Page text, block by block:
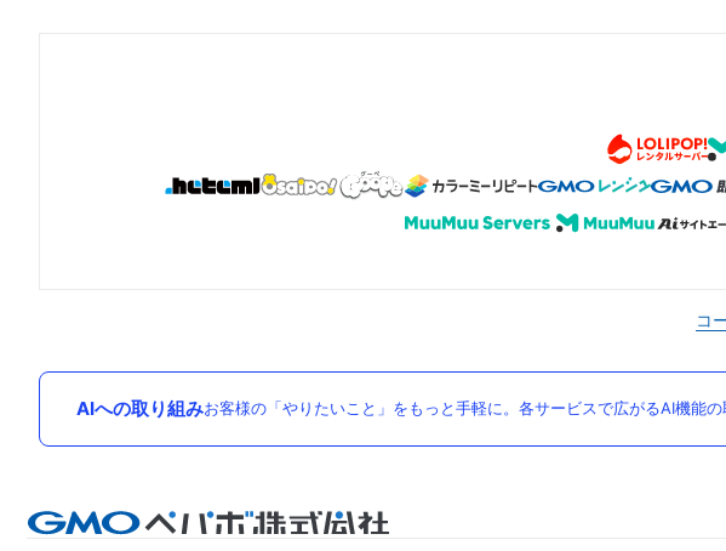
コ
AIへの取り組みお客様の「やりたいこと」をもっと手軽に。各サービスで広がるAI機能の